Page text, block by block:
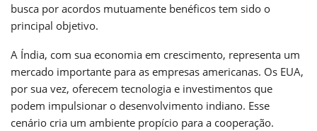
busca por acordos mutuamente benéficos tem sido o
principal objetivo.
A Índia, com sua economia em crescimento, representa um
mercado importante para as empresas americanas. Os EUA,
por sua vez, oferecem tecnologia e investimentos que
podem impulsionar o desenvolvimento indiano. Esse
cenário cria um ambiente propício para a cooperação.